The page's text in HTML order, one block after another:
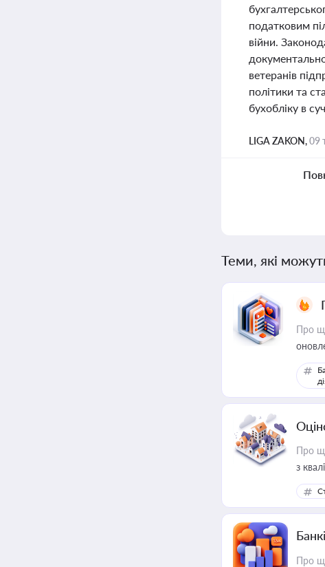
податковим
війни.
ветеранів
політики та
бухобліку в
LIGA ZAKON,09
Теми, які
Про
Про
з
Про